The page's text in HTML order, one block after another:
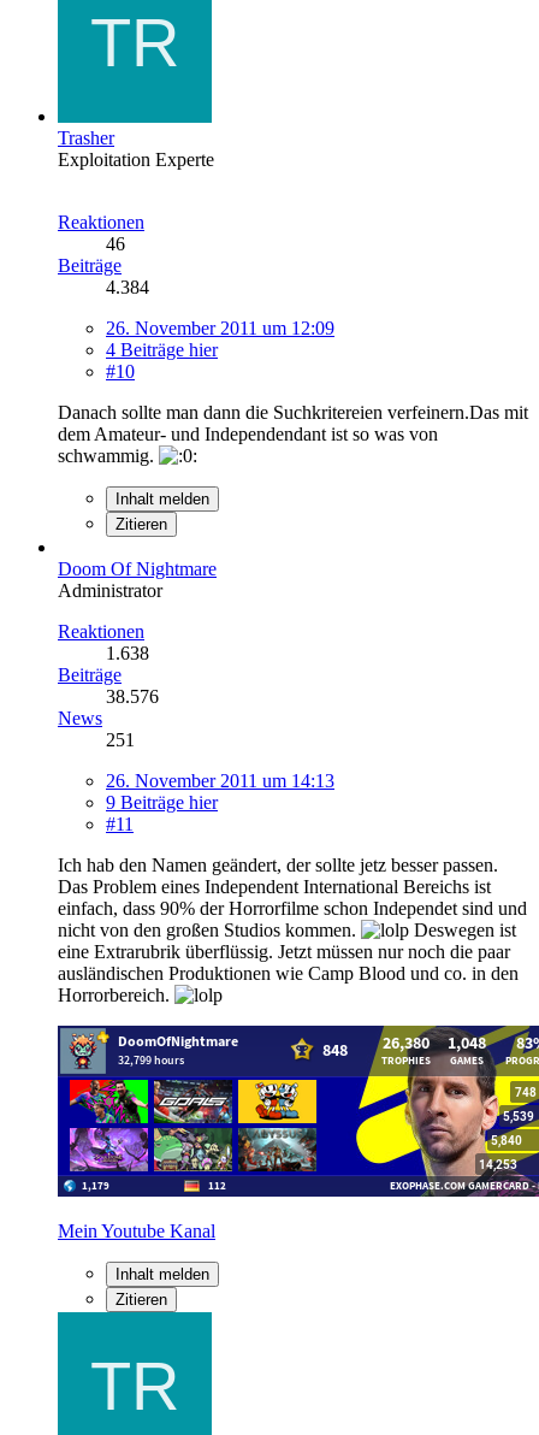
Trasher
Exploitation Experte
Reaktionen
46
Beiträge
4.384
26. November 2011 um 12:09
4 Beiträge hier
#10
Danach sollte man dann die Suchkritereien verfeinern.Das mit
dem Amateur- und Independendant ist so was von
schwammig.
Inhalt melden
Zitieren
Doom Of Nightmare
Administrator
Reaktionen
1.638
Beiträge
38.576
News
251
26. November 2011 um 14:13
9 Beiträge hier
#11
Ich hab den Namen geändert, der sollte jetz besser passen.
Das Problem eines Independent International Bereichs ist
einfach, dass 90% der Horrorfilme schon Independet sind und
nicht von den großen Studios kommen.
Deswegen ist
eine Extrarubrik überflüssig. Jetzt müssen nur noch die paar
ausländischen Produktionen wie Camp Blood und co. in den
Horrorbereich.
Mein Youtube Kanal
Inhalt melden
Zitieren